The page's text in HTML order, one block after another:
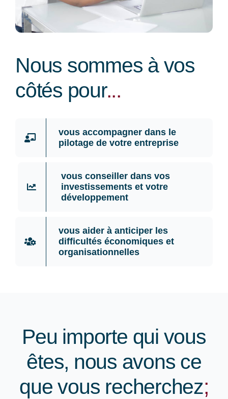
Nous sommes à vos
côtés pour...
vous accompagner dans le
pilotage de votre entreprise
vous conseiller dans vos
investissements et votre
développement
vous aider à anticiper les
difficultés économiques et
organisationnelles
Peu importe qui vous
êtes, nous avons ce
que vous recherchez;